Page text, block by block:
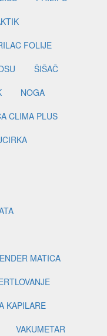
FOLIJE
ŠIŠAČ
NOGA
CLIMA PLUS
MATICA
KAPILARE
VAKUMETAR